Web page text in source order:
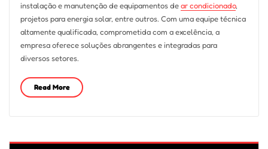
instalação e manutenção de equipamentos dear condicionado,
projetos para energia solar, entre outros. Com uma equipe técnica
altamente qualificada, comprometida com a excelência, a
empresa oferece soluções abrangentes e integradas para
diversos setores.
Read More